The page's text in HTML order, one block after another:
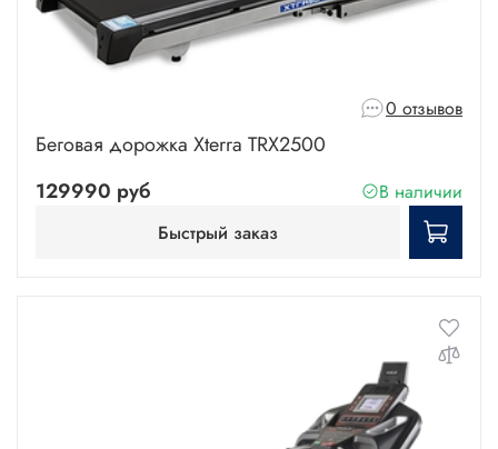
0 отзывов
Беговая дорожка Xterra TRX2500
129990 руб
В наличии
Быстрый заказ